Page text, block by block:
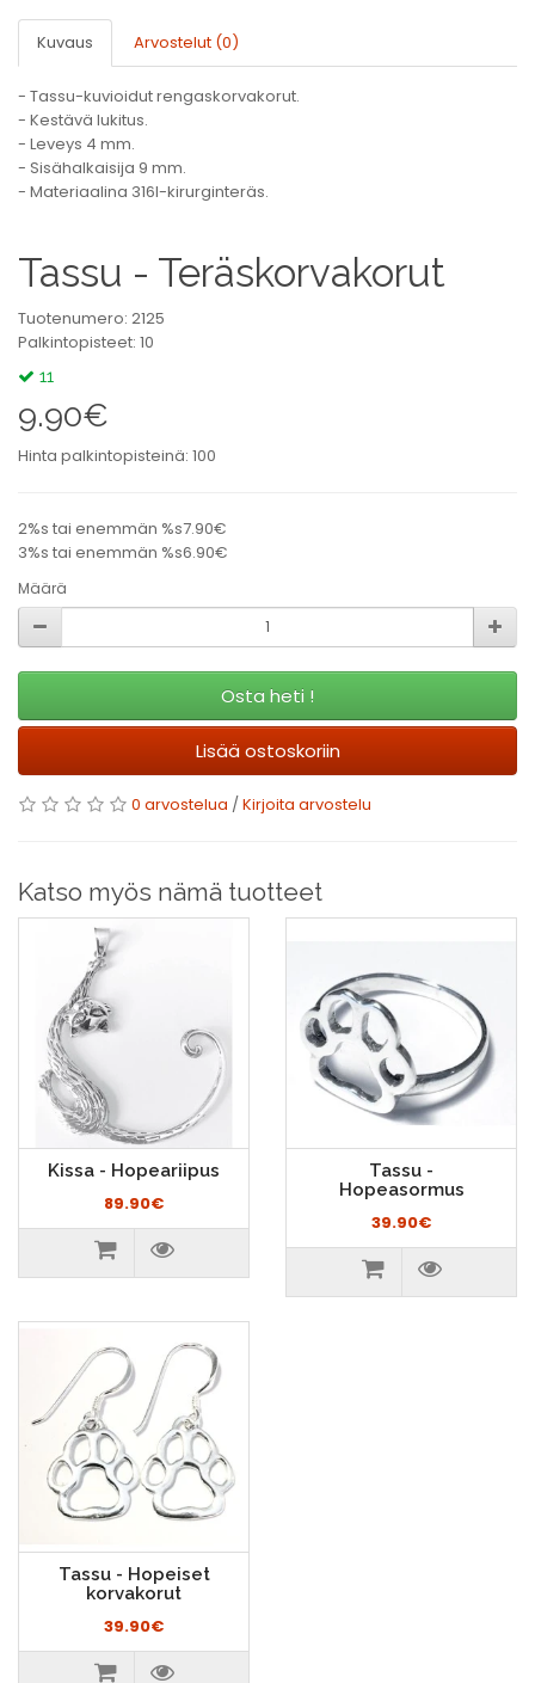
Kuvaus Arvostelut (0)
- Tassu-kuvioidut rengaskorvakorut.
- Kestävä lukitus.
- Leveys 4 mm.
- Sisähalkaisija 9 mm.
- Materiaalina 316l-kirurginteräs.
Tassu - Teräskorvakorut
Tuotenumero: 2125
Palkintopisteet: 10
11
9.90€
Hinta palkintopisteinä: 100
2%s tai enemmän %s7.90€
3%s tai enemmän %s6.90€
Määrä
Osta heti !
Lisää ostoskoriin
0 arvostelua /Kirjoita arvostelu
Katso myös nämä tuotteet
Kissa - Hopeariipus
89.90€
Tassu -
Hopeasormus
39.90€
Tassu - Hopeiset
korvakorut
39.90€